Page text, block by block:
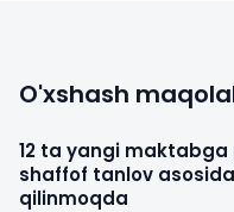
O'xshash
12 ta yangi
shaffof tanlov
qilinmoqda